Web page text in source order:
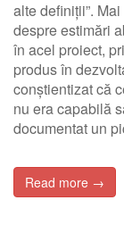
alte definiții”.
despre estimări
în acel proiect,
produs în
conștientizat că
nu era capabilă
documentat un
Read more →